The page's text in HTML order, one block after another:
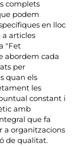
complets
podem
en lloc
a articles
"Fet
abordem cada
per
quan els
les
constant i
amb
que fa
a organitzacions
de qualitat.